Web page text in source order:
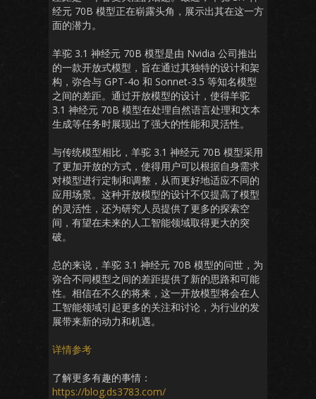
经元 70B 模型正在崭露头角，展示出其在这一方
面的潜力。
羊驼 3.1 神经元 70B 模型是由 Nvidia 公司推出
的一款开放式模型，旨在通过其独特的设计和架
构，弥合与 GPT-4o 和 Sonnet-3.5 等知名模型
之间的差距。通过开放模型的设计，使得羊驼
3.1 神经元 70B 模型在处理自然语言处理和文本
生成等任务时展现出了强大的性能和灵活性。
与传统模型相比，羊驼 3.1 神经元 70B 模型采用
了更加开放的方式，使得用户可以根据自身需求
对模型进行定制和调整，从而更好地适应不同的
应用场景。这种开放模型的设计不仅提高了模型
的灵活性，还为研究人员提供了更多的探索空
间，有望在未来的人工智能领域取得更大的突
破。
总的来说，羊驼 3.1 神经元 70B 模型的问世，为
弥合不同模型之间的差距提供了新的思路和可能
性。相信在不久的将来，这一开放模型将会在人
工智能领域引起更多的关注和讨论，为行业的发
展带来新的动力和机遇。
详情参考
了解更多有趣的事情：
https://blog.ds3783.com/